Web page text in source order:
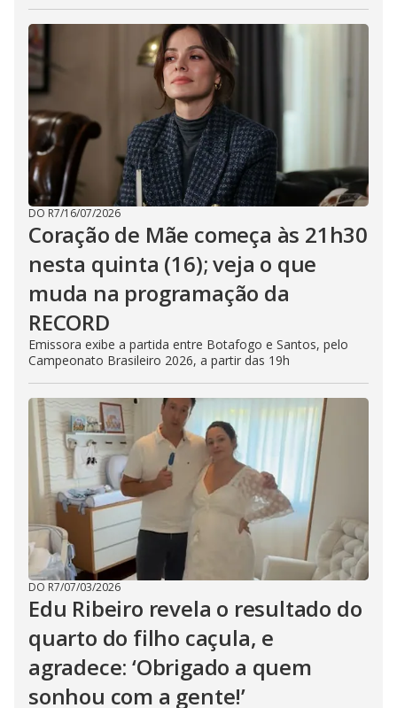
DO R7/16/07/2026
Coração de Mãe começa às 21h30
nesta quinta (16); veja o que
muda na programação da
RECORD
Emissora exibe a partida entre Botafogo e Santos, pelo
Campeonato Brasileiro 2026, a partir das 19h
DO R7/07/03/2026
Edu Ribeiro revela o resultado do
quarto do filho caçula, e
agradece: ‘Obrigado a quem
sonhou com a gente!’